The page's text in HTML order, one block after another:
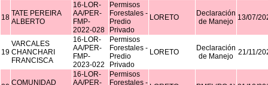
18 TATE PEREIRA
ALBERTO
16-LOR-
AA/PER-
FMP-
2022-028
Permisos
Forestales -
Predio
Privado
LORETO
Declaración
de Manejo 13/07/
19
VARCALES
CHANCHARI
FRANCISCA
16-LOR-
AA/PER-
FMP-
2023-022
Permisos
Forestales -
Predio
Privado
LORETO
Declaración
de Manejo 21/11/
COMUNIDAD
16-LOR-
AA/PER-
Permisos
Forestales -